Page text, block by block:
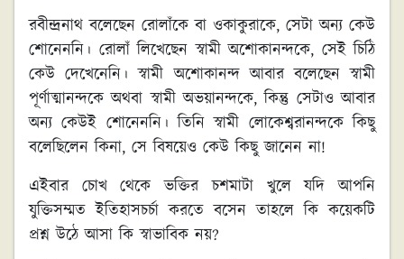
রবীন্দ্রনাথ বলেছেন রোলাঁকে বা ওকাকুরাকে, সেটা অন্য কেউ
শোনেননি। রোলাঁ লিখেছেন স্বামী অশোকানন্দকে, সেই চিঠি
কেউ দেখেনেনি। স্বামী অশোকানন্দ আবার বলেছেন স্বামী
পূর্ণাত্মানন্দকে অথবা স্বামী অভয়ানন্দকে, কিন্তু সেটাও আবার
অন্য কেউই শোনেননি। তিনি স্বামী লোকেশ্বরানন্দকে কিছু
বলেছিলেন কিনা, সে বিষয়েও কেউ কিছু জানেন না!
এইবার চোখ থেকে ভক্তির চশমাটা খুলে যদি আপনি
যুক্তিসম্মত ইতিহাসচর্চা করতে বসেন তাহলে কি কয়েকটি
প্রশ্ন উঠে আসা কি স্বাভাবিক নয়?